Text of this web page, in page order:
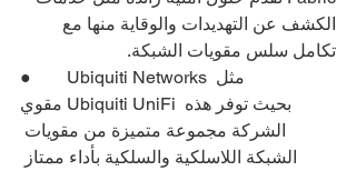
الكشف عن التهديدات والوقاية منها مع
تكامل سلس مقويات الشبكة.
●        Ubiquiti Networks مثل
مقوي Ubiquiti UniFi بحيث توفر هذه
الشركة مجموعة متميزة من مقويات
الشبكة اللاسلكية والسلكية بأداء ممتاز